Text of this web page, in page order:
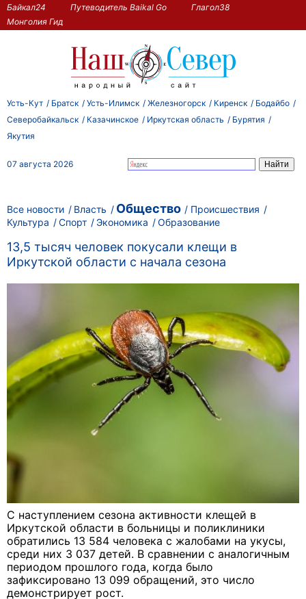
Байкал24 Путеводитель Baikal Go
Глагол38
Монголия Гид
Усть-Кут Братск Усть-Илимск Железногорск Киренск
Бодайбо
Северобайкальск
Казачинское Иркутская область
Бурятия
Якутия
07 августа 2026
Все новости Власть Общество
Происшествия
Культура
Спорт Экономика Образование
13,5 тысяч человек покусали клещи в
Иркутской области с начала сезона
С наступлением сезона активности клещей в
Иркутской области в больницы и поликлиники
обратились 13 584 человека с жалобами на укусы,
среди них 3 037 детей. В сравнении с аналогичным
периодом прошлого года, когда было
зафиксировано 13 099 обращений, это число
демонстрирует рост.